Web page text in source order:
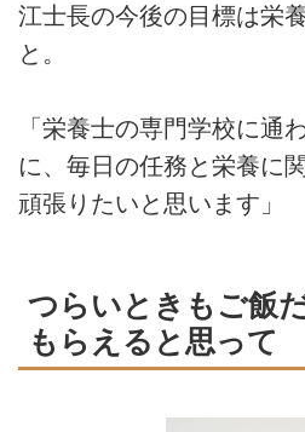
江士長の今後の目標は栄
と。
「栄養士の専門学校に通
に、毎日の任務と栄養に
頑張りたいと思います」
つらいときもご飯
もらえると思って